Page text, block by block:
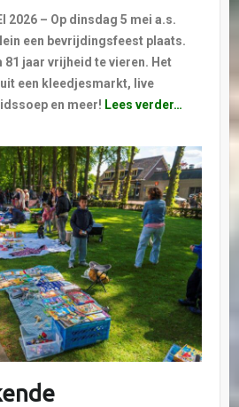
2026 – Op dinsdag 5 mei a.s.
een bevrijdingsfeest plaats.
jaar vrijheid te vieren. Het
een kleedjesmarkt, live
en meer! Lees verder…